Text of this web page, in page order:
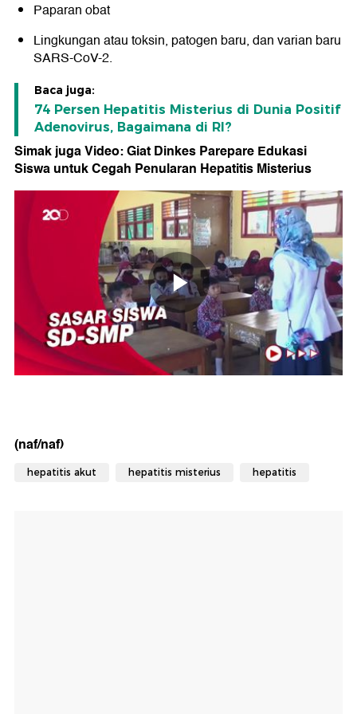
Paparan obat
Lingkungan atau toksin, patogen baru, dan varian baru
SARS-CoV-2.
Baca juga:
74 Persen Hepatitis Misterius di Dunia Positif
Adenovirus, Bagaimana di RI?
Simak juga Video: Giat Dinkes Parepare Edukasi
Siswa untuk Cegah Penularan Hepatitis Misterius
(naf/naf)
hepatitis akut hepatitis misterius hepatitis